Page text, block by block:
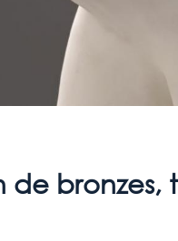
de bronzes,